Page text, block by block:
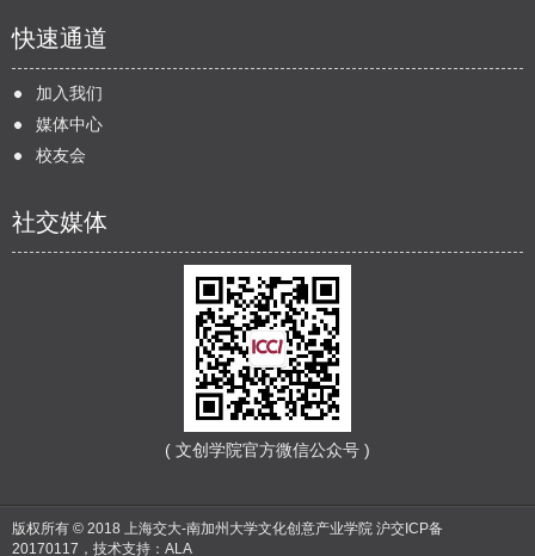
快速通道
加入我们
媒体中心
校友会
社交媒体
( 文创学院官方微信公众号 )
版权所有 © 2018 上海交大-南加州大学文化创意产业学院 沪交ICP备
20170117 ，技术支持： ALA